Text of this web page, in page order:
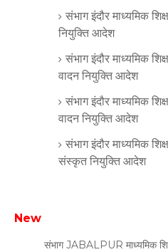
संभाग इंदौर माध्यमिक
नियुक्ति आदेश
संभाग इंदौर माध्यमिक
वादन नियुक्ति आदेश
संभाग इंदौर माध्यमिक
वादन नियुक्ति आदेश
संभाग इंदौर माध्यमिक
संस्कृत नियुक्ति आदेश
New
संभाग JABALPUR माध्यमिक